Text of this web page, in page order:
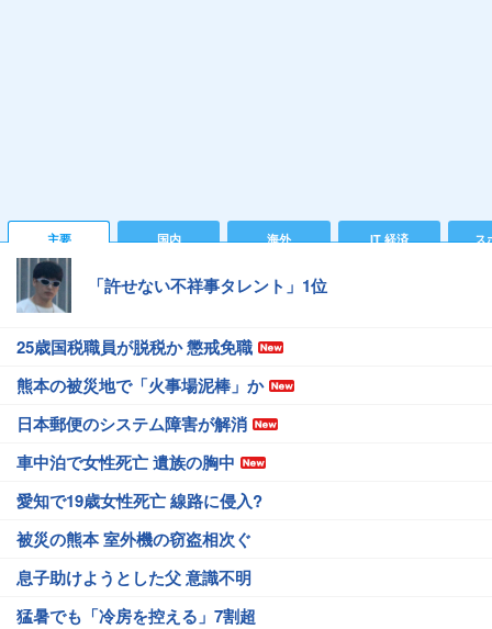
主要 国内 海外 IT 経済 ス
「許せない不祥事タレント」1位
25歳国税職員が脱税か 懲戒免職
熊本の被災地で「火事場泥棒」か
日本郵便のシステム障害が解消
車中泊で女性死亡 遺族の胸中
愛知で19歳女性死亡 線路に侵入?
被災の熊本 室外機の窃盗相次ぐ
息子助けようとした父 意識不明
猛暑でも「冷房を控える」7割超